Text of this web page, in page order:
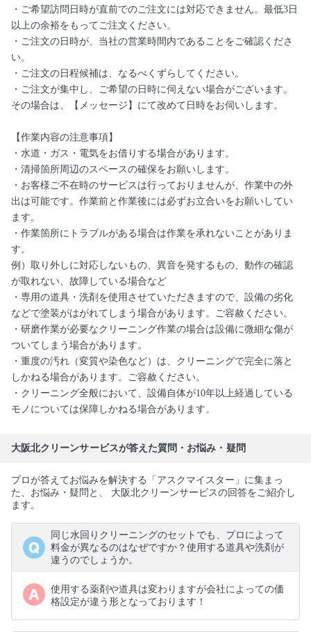
・ご希望訪問日時が直前でのご注文には対応できません。最低3日
以上の余裕をもってご注文ください。
・ご注文の日時が、当社の営業時間内であることをご確認くださ
い。
・ご注文の日程候補は、なるべくずらしてください。
・ご注文が集中し、ご希望の日時に伺えない場合がございます。
その場合は、【メッセージ】にて改めて日時をお伺いします。
【作業内容の注意事項】
・水道・ガス・電気をお借りする場合があります。
・清掃箇所周辺のスペースの確保をお願いします。
・お客様ご不在時のサービスは行っておりませんが、作業中の外
出は可能です。作業前と作業後には必ずお立合いをお願いしてい
ます。
・作業箇所にトラブルがある場合は作業を承れないことがありま
す。
例）取り外しに対応しないもの、異音を発するもの、動作の確認
が取れない、故障している場合など
・専用の道具・洗剤を使用させていただきますので、設備の劣化
などで塗装がはがれてしまう場合があります。ご容赦ください。
・研磨作業が必要なクリーニング作業の場合は設備に微細な傷が
ついてしまう場合があります。
・重度の汚れ（変質や染色など）は、クリーニングで完全に落と
しかねる場合があります。ご容赦ください。
・クリーニング全般において、設備自体が10年以上経過している
モノについては保障しかねる場合があります。
大阪北クリーンサービスが答えた質問・お悩み・疑問
プロが答えてお悩みを解決する「アスクマイスター」に集まっ
た、お悩み・疑問と、 大阪北クリーンサービスの回答をご紹介し
ます。
同じ水回りクリーニングのセットでも、プロによって
料金が異なるのはなぜですか？使用する道具や洗剤が
違うのでしょうか。
使用する薬剤や道具は変わりますが会社によっての価
格設定が違う形となっております！